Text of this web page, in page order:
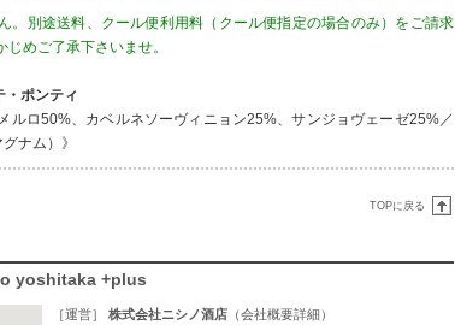
。別途送料、クール便利用料（クール便指定の場合のみ）をご請求
めご了承下さいませ。
・ポンティ
ルロ50%、カベルネソーヴィニョン25%、サンジョヴェーゼ25%／
ナム）》
TOPに戻る
yoshitaka +plus
［運営］ 株式会社ニシノ酒店 （会社概要詳細）